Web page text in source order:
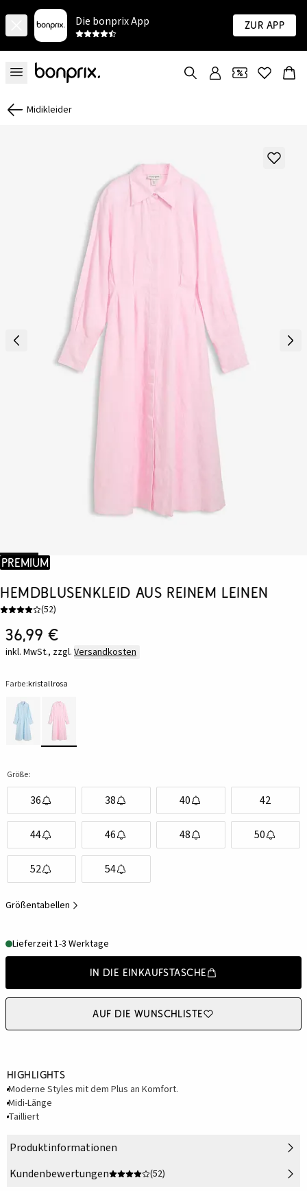
Die bonprix App Zur App
Midikleider
Premium
Hemdblusenkleid aus reinem Leinen
(52)
36,99 €
inkl. MwSt., zzgl. Versandkosten
Farbe:kristallrosa
Größe:
36 38 40 42
44 46 48 50
52 54
Größentabellen
Lieferzeit 1-3 Werktage
In die Einkaufstasche
Auf die Wunschliste
Highlights
Moderne Styles mit dem Plus an Komfort.
Midi-Länge
Tailliert
Produktinformationen
Kundenbewertungen
(52)